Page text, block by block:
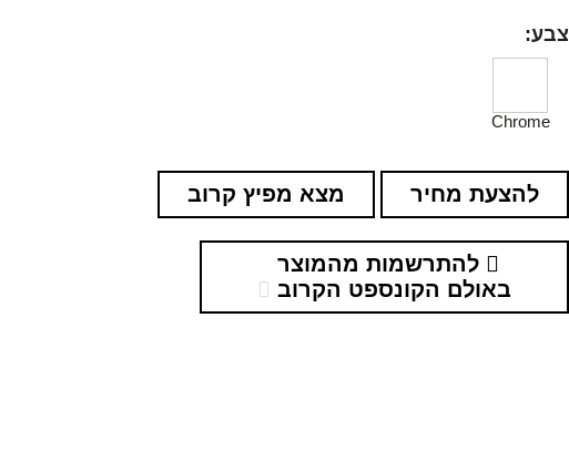
צבע:
Chrome
להצעת מחיר מצא מפיץ קרוב
להתרשמות מהמוצר
באולם הקונספט הקרוב